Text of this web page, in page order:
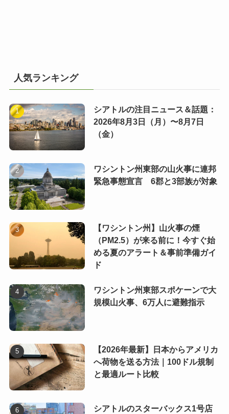
人気ランキング
シアトルの注目ニュース＆話題：
2026年8月3日（月）〜8月7日
（金）
ワシントン州東部の山火事に連邦
緊急事態宣言 6郡と3部族が対象
【ワシントン州】山火事の煙
（PM2.5）が来る前に！今すぐ始
める夏のアラート＆事前準備ガイ
ド
ワシントン州東部スポケーンで大
規模山火事、6万人に避難指示
【2026年最新】日本からアメリカ
へ荷物を送る方法｜100ドル規制
と最適ルート比較
シアトルのスターバックス1号店